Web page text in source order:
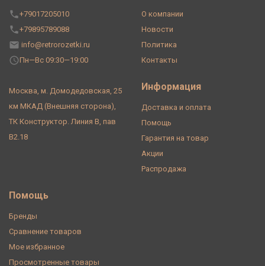
+79017205010
+79895789088
info@retrorozetki.ru
Пн—Вс 09:30—19:00
Москва, м. Домодедовская, 25
км МКАД (Внешняя сторона),
ТК Конструктор. Линия В, пав
В2.18
О компании
Новости
Политика
Контакты
Информация
Доставка и оплата
Помощь
Гарантия на товар
Акции
Распродажа
Помощь
Бренды
Сравнение товаров
Мое избранное
Просмотренные товары